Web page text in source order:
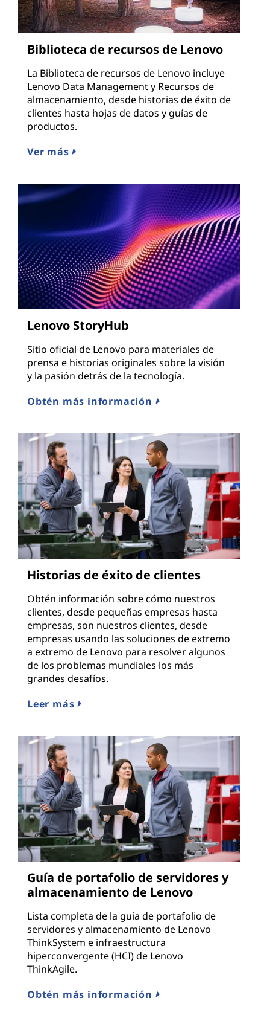
Biblioteca de recursos de Lenovo
La Biblioteca de recursos de Lenovo incluye
Lenovo Data Management y Recursos de
almacenamiento, desde historias de éxito de
clientes hasta hojas de datos y guías de
productos.
Ver más
Lenovo StoryHub
Sitio oficial de Lenovo para materiales de
prensa e historias originales sobre la visión
y la pasión detrás de la tecnología.
Obtén más información
Historias de éxito de clientes
Obtén información sobre cómo nuestros
clientes, desde pequeñas empresas hasta
empresas, son nuestros clientes, desde
empresas usando las soluciones de extremo
a extremo de Lenovo para resolver algunos
de los problemas mundiales los más
grandes desafíos.
Leer más
Guía de portafolio de servidores y
almacenamiento de Lenovo
Lista completa de la guía de portafolio de
servidores y almacenamiento de Lenovo
ThinkSystem e infraestructura
hiperconvergente (HCI) de Lenovo
ThinkAgile.
Obtén más información